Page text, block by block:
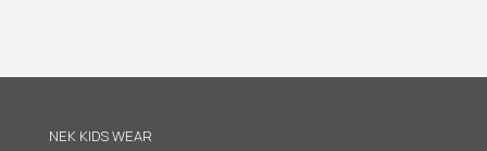
NEK KIDS WEAR